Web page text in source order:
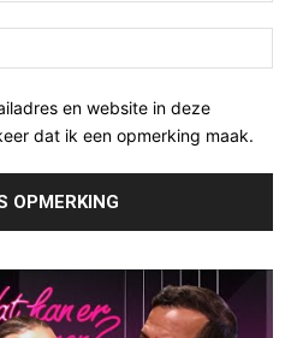
en website in deze
dat ik een opmerking maak.